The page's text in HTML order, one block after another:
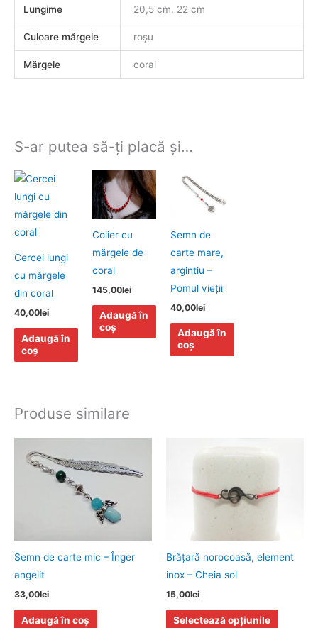
Lungime 20,5 cm, 22 cm
Culoare mărgele roșu
Mărgele coral
S-ar putea să-ți placă și…
Cercei lungi
cu mărgele
din coral
40,00lei
Adaugă în
coș
Colier cu
mărgele de
coral
145,00lei
Adaugă în
coș
Semn de
carte mare,
argintiu –
Pomul vieţii
40,00lei
Adaugă în
coș
Produse similare
Semn de carte mic – Înger
angelit
33,00lei
Adaugă în coș
Brăţară norocoasă, element
inox – Cheia sol
15,00lei
Selectează opțiunile
Opțiunile